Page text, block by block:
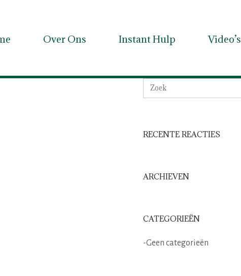
Over Ons Instant Hulp Video’s
RECENTE REACTIES
ARCHIEVEN
CATEGORIEËN
Geen categorieën